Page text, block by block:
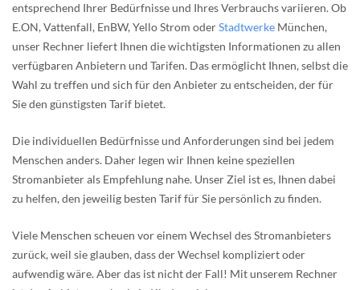
entsprechend Ihrer Bedürfnisse und Ihres Verbrauchs variieren. Ob
E.ON, Vattenfall, EnBW, Yello Strom oderStadtwerke München,
unser Rechner liefert Ihnen die wichtigsten Informationen zu allen
verfügbaren Anbietern und Tarifen. Das ermöglicht Ihnen, selbst die
Wahl zu treffen und sich für den Anbieter zu entscheiden, der für
Sie den günstigsten Tarif bietet.
Die individuellen Bedürfnisse und Anforderungen sind bei jedem
Menschen anders. Daher legen wir Ihnen keine speziellen
Stromanbieter als Empfehlung nahe. Unser Ziel ist es, Ihnen dabei
zu helfen, den jeweilig besten Tarif für Sie persönlich zu finden.
Viele Menschen scheuen vor einem Wechsel des Stromanbieters
zurück, weil sie glauben, dass der Wechsel kompliziert oder
aufwendig wäre. Aber das ist nicht der Fall! Mit unserem Rechner